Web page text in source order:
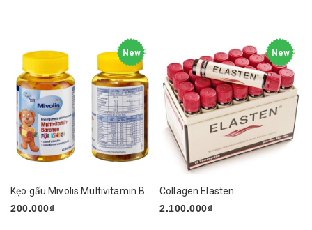
New
200.000₫
New
Collagen Elasten
2.100.000₫